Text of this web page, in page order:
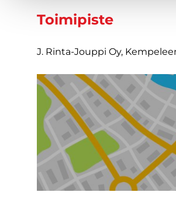
Toimipiste
J. Rinta-Jouppi Oy,